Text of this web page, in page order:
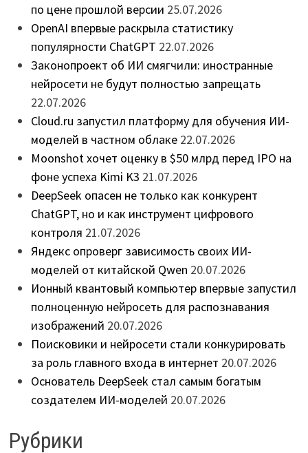
по цене прошлой версии 25.07.2026
OpenAI впервые раскрыла статистику
популярности ChatGPT 22.07.2026
Законопроект об ИИ смягчили: иностранные
нейросети не будут полностью запрещать
22.07.2026
Cloud.ru запустил платформу для обучения ИИ-
моделей в частном облаке 22.07.2026
Moonshot хочет оценку в $50 млрд перед IPO на
фоне успеха Kimi K3 21.07.2026
DeepSeek опасен не только как конкурент
ChatGPT, но и как инструмент цифрового
контроля 21.07.2026
Яндекс опроверг зависимость своих ИИ-
моделей от китайской Qwen 20.07.2026
Ионный квантовый компьютер впервые запустил
полноценную нейросеть для распознавания
изображений 20.07.2026
Поисковики и нейросети стали конкурировать
за роль главного входа в интернет 20.07.2026
Основатель DeepSeek стал самым богатым
создателем ИИ-моделей 20.07.2026
Рубрики